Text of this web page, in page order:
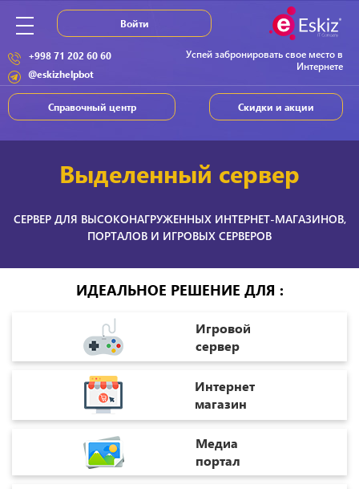
Успей забронировать свое место в
Интернете
+998 71 202 60 60
@eskizhelpbot
Скидки и акции
Справочный центр
Войти
Выделенный сервер
СЕРВЕР ДЛЯ ВЫСОКОНАГРУЖЕННЫХ ИНТЕРНЕТ-МАГАЗИНОВ,
ПОРТАЛОВ И ИГРОВЫХ СЕРВЕРОВ
ИДЕАЛЬНОЕ РЕШЕНИЕ ДЛЯ :
Игровой
сервер
Интернет
магазин
Медиа
портал